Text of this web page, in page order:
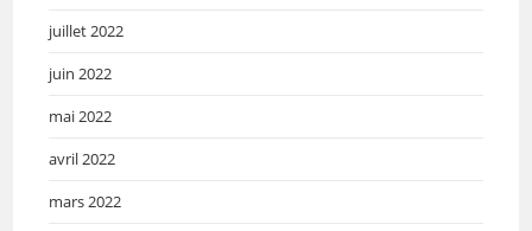
juillet 2022
juin 2022
mai 2022
avril 2022
mars 2022